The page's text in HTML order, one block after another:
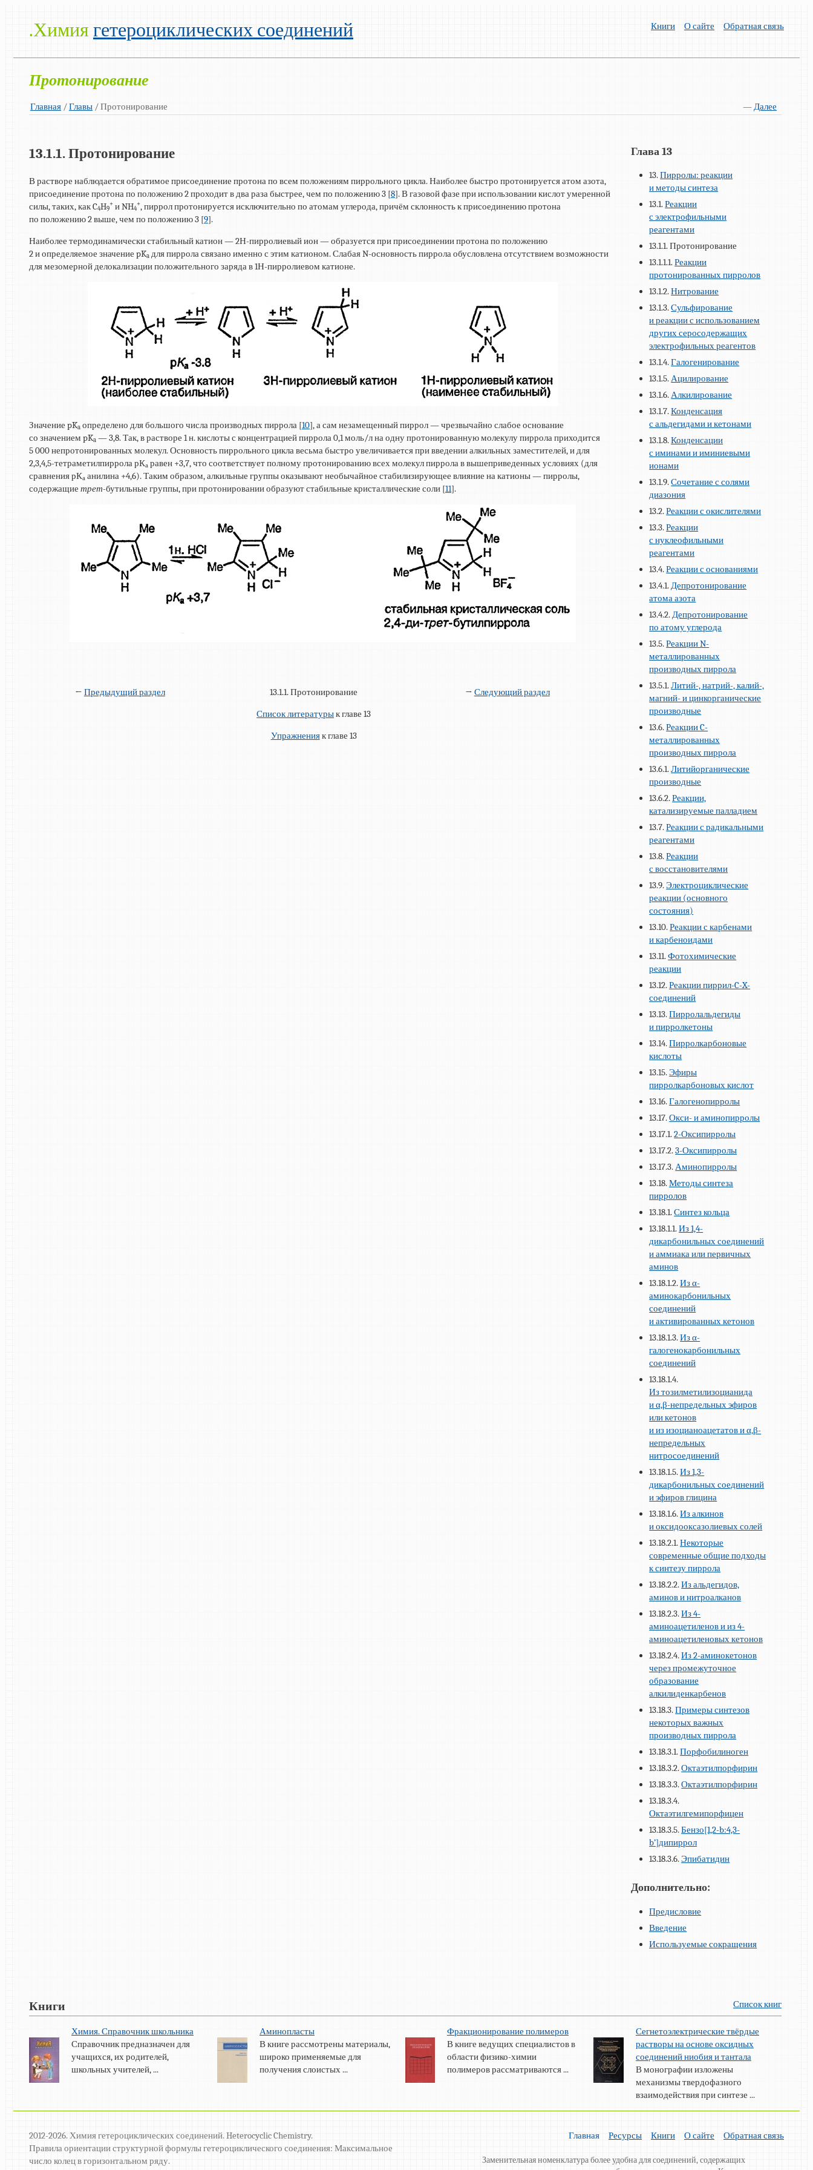
.Химиягетероциклических соединений Книги О сайте Обратная связь
Протонирование
Главная / —Далее
Главы / Протонирование
13.1.1. Протонирование
В растворе наблюдается обратимое присоединение протона по всем положениям пиррольного цикла. Наиболее быстро протонируется атом азота,
присоединение протона по положению 2 проходит в два раза быстрее, чем по положению 3 [8]. В газовой фазе при использовании кислот умеренной
силы, таких, как C4H9
+ и NH4
+, пиррол протонируется исключительно по атомам углерода, причём склонность к присоединению протона
по положению 2 выше, чем по положению 3 [9].
Наиболее термодинамически стабильный катион — 2Н-пирролиевый ион — образуется при присоединении протона по положению
2 и определяемое значение pKa для пиррола связано именно с этим катионом. Слабая N-основность пиррола обусловлена отсутствием возможности
для мезомерной делокализации положительного заряда в 1Н-пирролиевом катионе.
Значение pKa определено для большого числа производных пиррола [10], а сам незамещенный пиррол — чрезвычайно слабое основание
со значением pKa — 3,8. Так, в растворе 1 н. кислоты с концентрацией пиррола 0,1 моль/л на одну протонированную молекулу пиррола приходится
5 000 непротонированных молекул. Основность пиррольного цикла весьма быстро увеличивается при введении алкильных заместителей, и для
2,3,4,5-тетраметилпиррола рКа равен +3,7, что соответствует полному протонированию всех молекул пиррола в вышеприведенных условиях (для
сравнения рКа анилина +4,6). Таким образом, алкильные группы оказывают необычайное стабилизирующее влияние на катионы — пирролы,
содержащие трет-бутильные группы, при протонировании образуют стабильные кристаллические соли [11].
← Предыдущий раздел
13.1.1. Протонирование
Список литературык главе 13
Упражненияк главе 13
→ Следующий раздел
Глава 13
13.Пирролы: реакции
и методы синтеза
13.1.Реакции
с электрофильными
реагентами
13.1.1. Протонирование
13.1.1.1.Реакции
протонированных пирролов
13.1.2.Нитрование
13.1.3.Сульфирование
и реакции с использованием
других серосодержащих
электрофильных реагентов
13.1.4.Галогенирование
13.1.5.Ацилирование
13.1.6.Алкилирование
13.1.7.Конденсация
с альдегидами и кетонами
13.1.8.Конденсации
с иминами и иминиевыми
ионами
13.1.9.Сочетание с солями
диазония
13.2.Реакции с окислителями
13.3.Реакции
с нуклеофильными
реагентами
13.4.Реакции с основаниями
13.4.1.Депротонирование
атома азота
13.4.2.Депротонирование
по атому углерода
13.5.Реакции N-
металлированных
производных пиррола
13.5.1.Литий-, натрий-, калий-,
магний- и цинкорганические
производные
13.6.Реакции C-
металлированных
производных пиррола
13.6.1.Литийорганические
производные
13.6.2.Реакции,
катализируемые палладием
13.7.Реакции с радикальными
реагентами
13.8.Реакции
с восстановителями
13.9.Электроциклические
реакции (основного
состояния)
13.10.Реакции с карбенами
и карбеноидами
13.11.Фотохимические
реакции
13.12.Реакции пиррил-C-X-
соединений
13.13.Пирролальдегиды
и пирролкетоны
13.14.Пирролкарбоновые
кислоты
13.15.Эфиры
пирролкарбоновых кислот
13.16.Галогенопирролы
13.17.Окси- и аминопирролы
13.17.1.2-Оксипирролы
13.17.2.3-Оксипирролы
13.17.3.Аминопирролы
13.18.Методы синтеза
пирролов
13.18.1.Синтез кольца
13.18.1.1.Из 1,4-
дикарбонильных соединений
и аммиака или первичных
аминов
13.18.1.2.Из α-
аминокарбонильных
соединений
и активированных кетонов
13.18.1.3.Из α-
галогенокарбонильных
соединений
13.18.1.4.
Из тозилметилизоцианида
и α,β-непредельных эфиров
или кетонов
и из изоцианоацетатов и α,β-
непредельных
нитросоединений
13.18.1.5.Из 1,3-
дикарбонильных соединений
и эфиров глицина
13.18.1.6.Из алкинов
и оксидооксазолиевых солей
13.18.2.1.Некоторые
современные общие подходы
к синтезу пиррола
13.18.2.2.Из альдегидов,
аминов и нитроалканов
13.18.2.3.Из 4-
аминоацетиленов и из 4-
аминоацетиленовых кетонов
13.18.2.4.Из 2-аминокетонов
через промежуточное
образование
алкилиденкарбенов
13.18.3.Примеры синтезов
некоторых важных
производных пиррола
13.18.3.1.Порфобилиноген
13.18.3.2.Октаэтилпорфирин
13.18.3.3.Октаэтилпорфирин
13.18.3.4.
Октаэтилгемипорфицен
13.18.3.5.Бензо[1,2-b:4,3-
b’]дипиррол
13.18.3.6.Эпибатидин
Дополнительно:
Предисловие
Введение
Используемые сокращения
Книги Список книг
Химия. Справочник школьника
Справочник предназначен для
учащихся, их родителей,
школьных учителей, ...
Аминопласты
В книге рассмотрены материалы,
широко применяемые для
получения слоистых ...
Фракционирование полимеров
В книге ведущих специалистов в
области физико-химии
полимеров рассматриваются ...
Сегнетоэлектрические твёрдые
растворы на основе оксидных
соединений ниобия и тантала
В монографии изложены
механизмы твердофазного
взаимодействия при синтезе ...
2012-2026. Химия гетероциклических соединений. Heterocyclic Chemistry.
Правила ориентации структурной формулы гетероциклического соединения: Максимальное
число колец в горизонтальном ряду.
Главная Ресурсы Книги О сайте Обратная связь
Заменительная номенклатура более удобна для соединений, содержащих